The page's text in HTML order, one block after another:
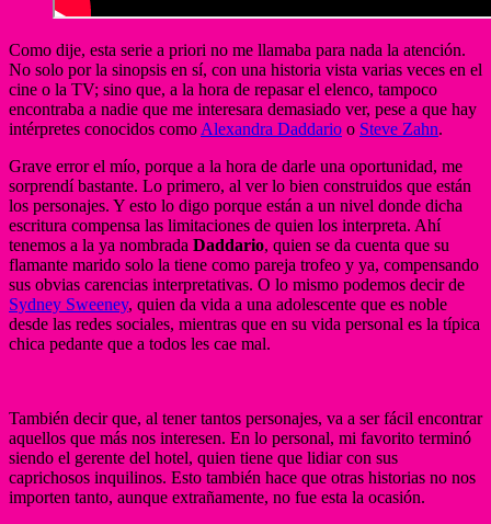
Como dije, esta serie a priori no me llamaba para nada la atención.
No solo por la sinopsis en sí, con una historia vista varias veces en el
cine o la TV; sino que, a la hora de repasar el elenco, tampoco
encontraba a nadie que me interesara demasiado ver, pese a que hay
intérpretes conocidos como Alexandra Daddario o Steve Zahn.
Grave error el mío, porque a la hora de darle una oportunidad, me
sorprendí bastante. Lo primero, al ver lo bien construidos que están
los personajes. Y esto lo digo porque están a un nivel donde dicha
escritura compensa las limitaciones de quien los interpreta. Ahí
tenemos a la ya nombrada Daddario, quien se da cuenta que su
flamante marido solo la tiene como pareja trofeo y ya, compensando
sus obvias carencias interpretativas. O lo mismo podemos decir de
Sydney Sweeney, quien da vida a una adolescente que es noble
desde las redes sociales, mientras que en su vida personal es la típica
chica pedante que a todos les cae mal.
También decir que, al tener tantos personajes, va a ser fácil encontrar
aquellos que más nos interesen. En lo personal, mi favorito terminó
siendo el gerente del hotel, quien tiene que lidiar con sus
caprichosos inquilinos. Esto también hace que otras historias no nos
importen tanto, aunque extrañamente, no fue esta la ocasión.